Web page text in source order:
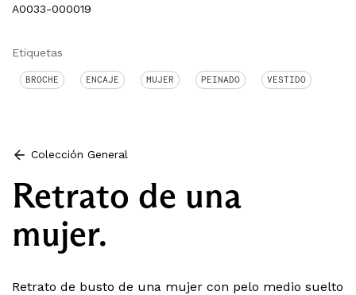
A0033-000019
Etiquetas
BROCHE ENCAJE MUJER PEINADO VESTIDO
Colección General
Retrato de una
mujer.
Retrato de busto de una mujer con pelo medio suelto